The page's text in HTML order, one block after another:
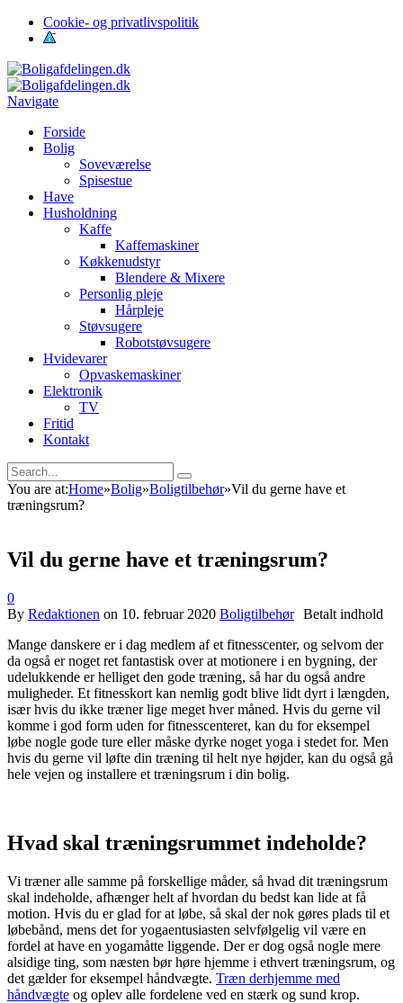
Cookie- og privatlivspolitik
Navigate
Forside
Bolig
Soveværelse
Spisestue
Have
Husholdning
Kaffe
Kaffemaskiner
Køkkenudstyr
Blendere & Mixere
Personlig pleje
Hårpleje
Støvsugere
Robotstøvsugere
Hvidevarer
Opvaskemaskiner
Elektronik
TV
Fritid
Kontakt
You are at:Home»Bolig»Boligtilbehør»Vil du gerne have et
træningsrum?
Vil du gerne have et træningsrum?
0
By Redaktionen on 10. februar 2020 Boligtilbehør
Mange danskere er i dag medlem af et fitnesscenter, og selvom der
da også er noget ret fantastisk over at motionere i en bygning, der
udelukkende er helliget den gode træning, så har du også andre
muligheder. Et fitnesskort kan nemlig godt blive lidt dyrt i længden,
især hvis du ikke træner lige meget hver måned. Hvis du gerne vil
komme i god form uden for fitnesscenteret, kan du for eksempel
løbe nogle gode ture eller måske dyrke noget yoga i stedet for. Men
hvis du gerne vil løfte din træning til helt nye højder, kan du også gå
hele vejen og installere et træningsrum i din bolig.
Hvad skal træningsrummet indeholde?
Vi træner alle samme på forskellige måder, så hvad dit træningsrum
skal indeholde, afhænger helt af hvordan du bedst kan lide at få
motion. Hvis du er glad for at løbe, så skal der nok gøres plads til et
løbebånd, mens det for yogaentusiasten selvfølgelig vil være en
fordel at have en yogamåtte liggende. Der er dog også nogle mere
alsidige ting, som næsten bør høre hjemme i ethvert træningsrum, og
det gælder for eksempel håndvægte. Træn derhjemme med
håndvægte og oplev alle fordelene ved en stærk og sund krop.